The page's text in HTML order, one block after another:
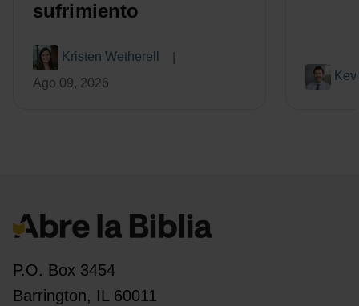
sufrimiento
Kristen Wetherell
Ago 09, 2026
P.O. Box 3454
Barrington, IL 60011